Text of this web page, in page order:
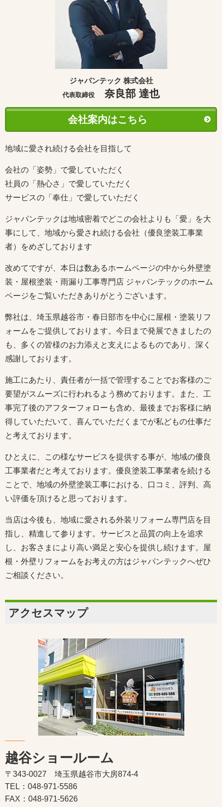
ジャパンテック 株式会社
代表取締役 奈良部 達也
会社案内はこちら
地域に愛され続ける会社を目指して
会社の「姿勢」で愛していただく
社員の「熱心さ」で愛していただく
サービスの「奉仕」で愛していただく
ジャパンテックは地域密着でどこの会社よりも「愛」を大
事にして、地域から愛され続ける会社（優良塗装工事業
者）をめざしております
改めてですが、本日は数あるホームページの中から外壁塗
装・屋根塗装・雨漏り工事専門店 ジャパンテックのホーム
ページをご覧いただきありがとうございます。
弊社は、埼玉県越谷市・春日部市を中心に屋根・塗装リフ
ォームをご提供しております。今日まで発展できましたの
も、多くの皆様のお力添えと支えによるものであり、深く
感謝しております。
施工にあたり、責任者が一括で管理することでお客様のご
要望がスムーズに行われるよう務めております。また、工
事完了後のアフターフォローも含め、最後までお客様に納
得していただいて、喜んでいただくまでが私どもの仕事だ
と考えております。
ひとえに、この様なサービスを提供する事が、地域の優良
工事業者だと考えております。優良塗装工事業者を続ける
ことで、地域の外壁塗装工事における、口コミ、評判、高
い評価を頂けると思っております。
当店は今後も、地域に愛される外装リフォーム専門店を目
指し、精進して参ります。サービスと品質の向上を追求
し、お客さまにより高い満足と安心を提供し続けます。屋
根・外壁リフォームをお考えの方はジャパンテックへぜひ
ご相談ください。
アクセスマップ
越谷ショールーム
〒343-0027 埼玉県越谷市大房874-4
TEL：048-971-5586
FAX：048-971-5626